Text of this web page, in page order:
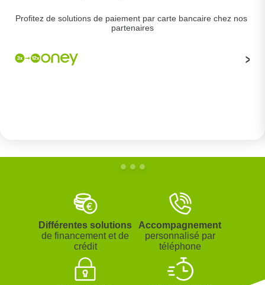
Profitez de solutions de paiement par carte bancaire chez nos
partenaires
>
Différentes solutions
de financement et de
crédit
Accompagnement
personnalisé par
téléphone